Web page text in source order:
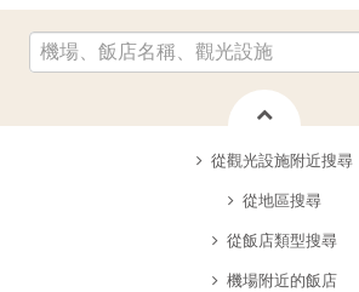
從觀光設施附近搜尋
從地區搜尋
從飯店類型搜尋
機場附近的飯店